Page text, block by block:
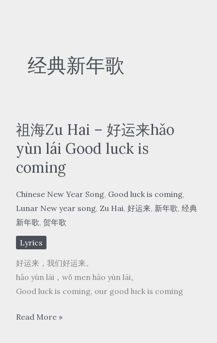
经典新年歌
祖海Zu Hai – 好运来hǎo
yùn lái Good luck is
coming
Chinese New Year Song, Good luck is coming,
Lunar New year song, Zu Hai, 好运来, 新年歌, 经典
新年歌, 贺年歌
Lyrics
好运来，我们好运来。
hǎo yùn lái，wǒ men hǎo yùn lái。
Good luck is coming, our good luck is coming
祖
Read More »